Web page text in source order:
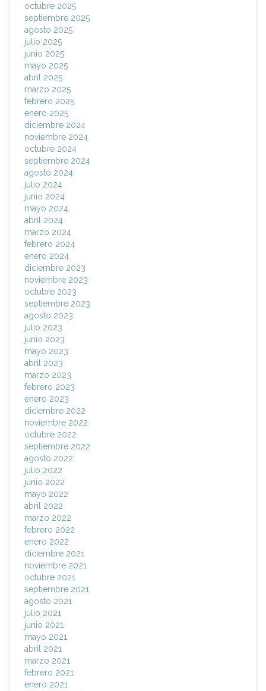
octubre 2025
septiembre 2025
agosto 2025
julio 2025
junio 2025
mayo 2025
abril 2025
marzo 2025
febrero 2025
enero 2025
diciembre 2024
noviembre 2024
octubre 2024
septiembre 2024
agosto 2024
julio 2024
junio 2024
mayo 2024
abril 2024
marzo 2024
febrero 2024
enero 2024
diciembre 2023
noviembre 2023
octubre 2023
septiembre 2023
agosto 2023
julio 2023
junio 2023
mayo 2023
abril 2023
marzo 2023
febrero 2023
enero 2023
diciembre 2022
noviembre 2022
octubre 2022
septiembre 2022
agosto 2022
julio 2022
junio 2022
mayo 2022
abril 2022
marzo 2022
febrero 2022
enero 2022
diciembre 2021
noviembre 2021
octubre 2021
septiembre 2021
agosto 2021
julio 2021
junio 2021
mayo 2021
abril 2021
marzo 2021
febrero 2021
enero 2021